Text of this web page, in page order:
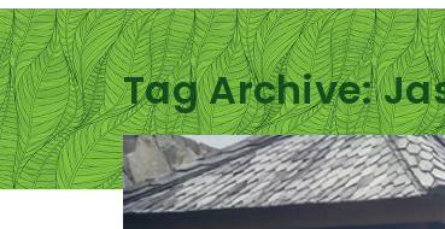
Tag Archive: